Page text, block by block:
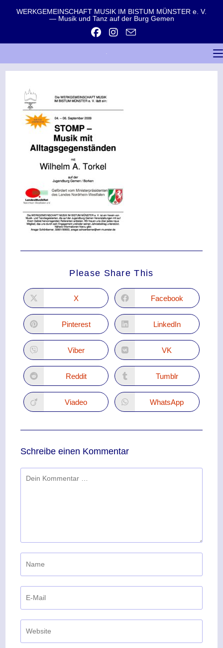
WERKGEMEINSCHAFT MUSIK IM BISTUM MÜNSTER e. V.
— Musik und Tanz auf der Burg Gemen
Please Share This
X Facebook
Pinterest LinkedIn
Viber VK
Reddit Tumblr
Viadeo WhatsApp
Schreibe einen Kommentar